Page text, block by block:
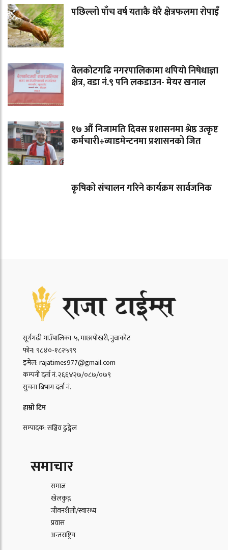
पछिल्लो पाँच वर्ष यताकै धेरै क्षेत्रफलमा रोपाइँ
वेलकाेटगढि नगरपालिकामा थपियाे निषेधाज्ञा
क्षेत्र, वडा नं.९ पनि लकडाउन- मेयर खनाल
१७ औं निजामति दिवस प्रशासनमा श्रेष्ठ उत्कृष्ट
कर्मचारी÷व्याडमेन्टनमा प्रशासनको जित
कृषिको संचालन गरिने कार्यक्रम सार्वजनिक
सूर्यगढी गाउँपालिका-५, माछापोखरी, नुवाकोट
फोन: ९८४०-१८२५९९
इमेल: rajatimes977@gmail.com
कम्पनी दर्ता नं. २६६४२७/०८७/०७९
सुचना बिभाग दर्ता नं.
हाम्रो टिम
सम्पादक: सञ्जिव ढुङ्गेल
समाचार
समाज
खेलकुद़़
जीवनशैली/स्वास्थ्य
प्रवास
अन्तराष्ट्रिय